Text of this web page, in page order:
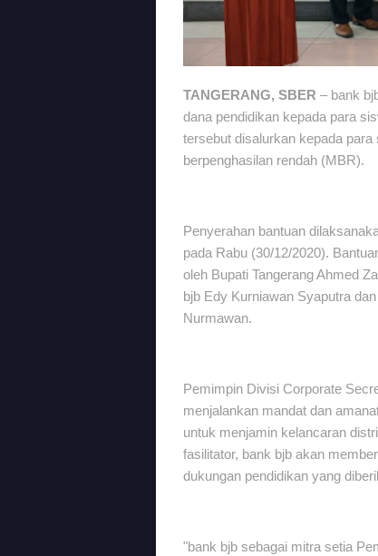
TANGERANG, SBER – bank
dana pendidikan kepada para
tersebut disalurkan kepada
berpenghasilan rendah (MBR).
Penyerahan bantuan
pada Rabu (30/12/2020).
oleh Bupati Tangerang Ahmed
bjb Edy Kurniawan Syaputra
Nurmawan.
Pemimpin Divisi Corporate
menjalankan mandat dan
untuk menjamin kelancaran
fasilitator, bank bjb akan
dukungan pendidikan yang
"bank bjb sebagai mitra setia